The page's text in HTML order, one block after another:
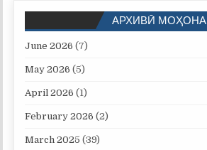
АРХИВӢ МОҲОНА
June 2026 (7)
May 2026 (5)
April 2026 (1)
February 2026 (2)
March 2025 (39)